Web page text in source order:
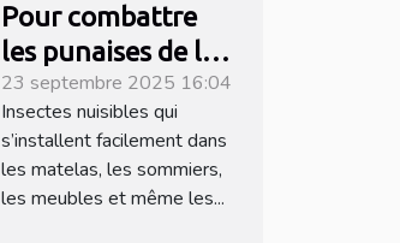
Pour combattre
les punaises de lit
à Marseille,
contactez cette
entreprise !
23 septembre 2025 16:04
Insectes nuisibles qui
s’installent facilement dans
les matelas, les sommiers,
les meubles et même les...